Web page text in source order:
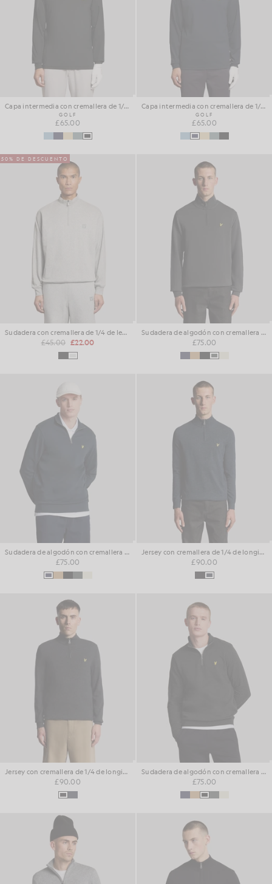
Capa intermedia con cremallera de 1/4 de largo
GOLF
£65.00
Capa intermedia con cremallera de 1/4 de largo
GOLF
£65.00
50% DE DESCUENTO
Sudadera con cremallera de 1/4 de lengt
£45.00 £22.00
Sudadera de algodón con cremallera de 1/4
£75.00
Sudadera de algodón con cremallera de 1/4
£75.00
Jersey con cremallera de 1/4 de longitud en mezcla de lana de cordero
£90.00
Jersey con cremallera de 1/4 de longitud en mezcla de lana de cordero
£90.00
Sudadera de algodón con cremallera de 1/4
£75.00